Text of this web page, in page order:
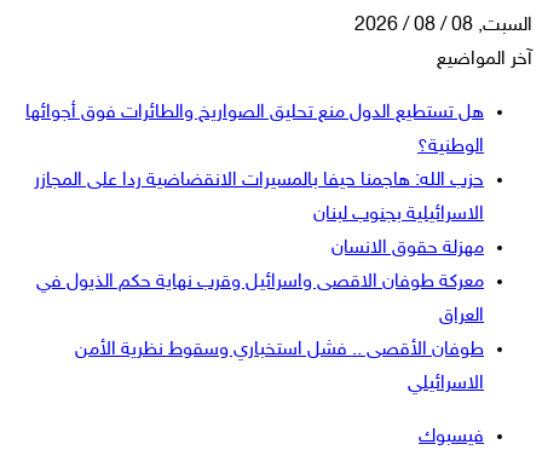
السبت, 08 / 08 / 2026
آخر المواضيع
هل تستطيع الدول منع تحليق الصواريخ والطائرات فوق أجوائها
الوطنية؟
حزب الله: هاجمنا حيفا بالمسيرات الانقضاضية ردا على المجازر
الاسرائيلية بجنوب لبنان
مهزلة حقوق الانسان
معركة طوفان الاقصى واسرائيل وقرب نهاية حكم الذيول في
العراق
طوفان الأقصى .. فشل استخباري وسقوط نظرية الأمن
الاسرائيلي
فيسبوك